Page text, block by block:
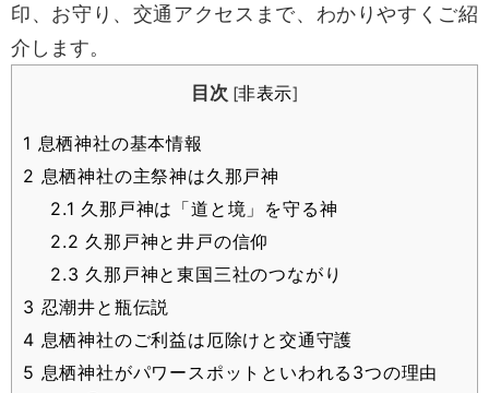
印、お守り、交通アクセスまで、わかりやすくご紹
介します。
目次 [非表示]
1 息栖神社の基本情報
2 息栖神社の主祭神は久那戸神
2.1 久那戸神は「道と境」を守る神
2.2 久那戸神と井戸の信仰
2.3 久那戸神と東国三社のつながり
3 忍潮井と瓶伝説
4 息栖神社のご利益は厄除けと交通守護
5 息栖神社がパワースポットといわれる3つの理由